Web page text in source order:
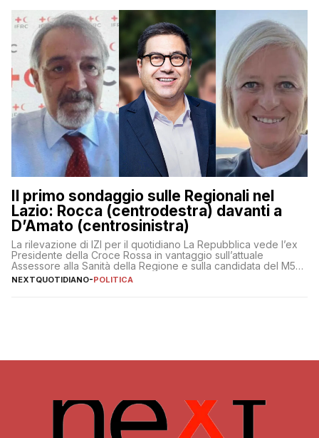
Il primo sondaggio sulle Regionali nel
Lazio: Rocca (centrodestra) davanti a
D’Amato (centrosinistra)
La rilevazione di IZI per il quotidiano La Repubblica vede l’ex
Presidente della Croce Rossa in vantaggio sull’attuale
Assessore alla Sanità della Regione e sulla candidata del M5S
Donatella Bianchi
NEXTQUOTIDIANO-POLITICA